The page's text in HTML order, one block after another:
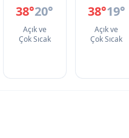
38°20°
Açık ve
Çok Sıcak
38°19°
Açık ve
Çok Sıcak